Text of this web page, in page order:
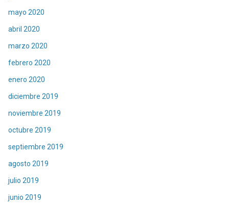
mayo 2020
abril 2020
marzo 2020
febrero 2020
enero 2020
diciembre 2019
noviembre 2019
octubre 2019
septiembre 2019
agosto 2019
julio 2019
junio 2019